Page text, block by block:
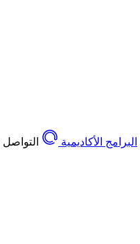
البرامج الأكاديمية